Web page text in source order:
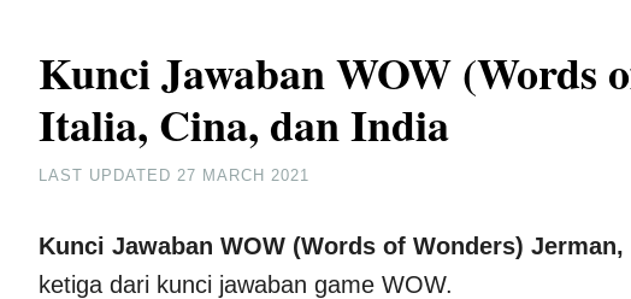
Kunci Jawaban WOW (Words
Italia, Cina, dan India
LAST UPDATED 27 MARCH 2021
Kunci Jawaban WOW (Words of Wonders)
ketiga dari kunci jawaban game WOW.